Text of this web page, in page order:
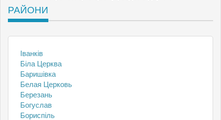
РАЙОНИ
Іванків
Біла Церква
Баришівка
Белая Церковь
Березань
Богуслав
Бориспіль